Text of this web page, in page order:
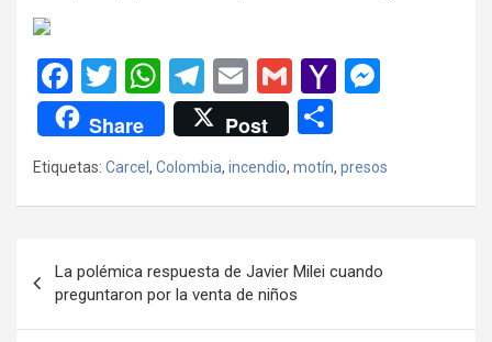
F
a
ce
b
o
k
T
wi
tt
er
W
h
at
s
A
p
T
el
e
gr
a
E
m
ail
G
m
ail
Y
o
o
ail
n
g
Share Post
m
ar
Etiquetas: Carcel , Colombia, incendio, motín, presos
de
entradas
La polémica respuesta de Javier Milei cuando
preguntaron por la venta de niños